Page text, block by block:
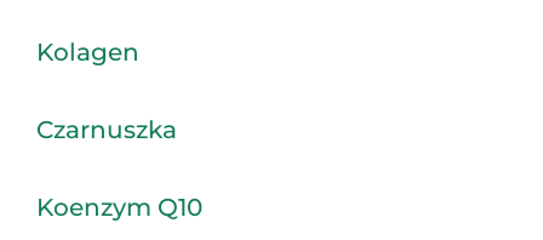
Kolagen
Czarnuszka
Koenzym Q10